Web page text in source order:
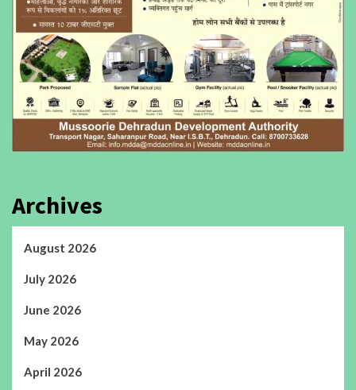
Archives
August 2026
July 2026
June 2026
May 2026
April 2026